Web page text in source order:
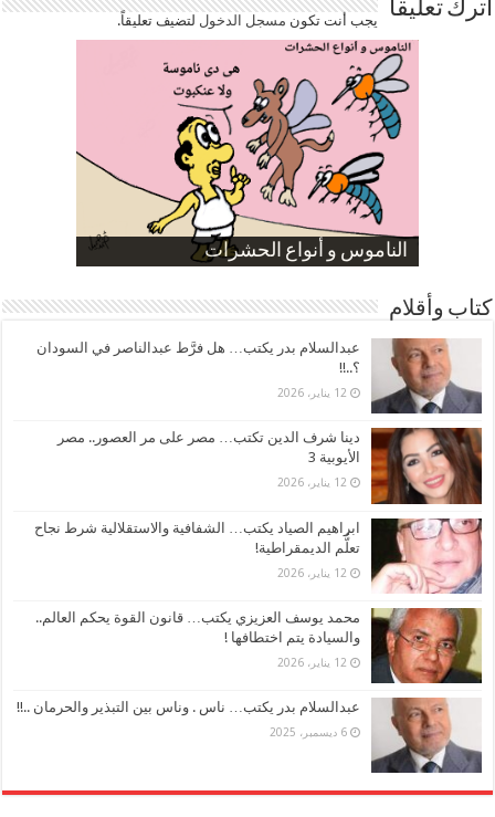
اترك تعليقاً يجب أنت تكون مسجل الدخوللتضيف تعليقاً.
الناموس و أنواع الحشرات
الموظفين بعد ارتفاع الأسعار
ارتفاع نسبة الطلاق في مصر
صورة كاركاتيرية
صورة كاركاتيرية
كتاب وأقلام
عبدالسلام بدر يكتب… هل فرَّط عبدالناصر في السودان
؟..!!
12 يناير، 2026
دينا شرف الدين تكتب… مصر على مر العصور.. مصر
الأيوبية 3
12 يناير، 2026
ابراهيم الصياد يكتب… الشفافية والاستقلالية شرط نجاح
تعلُّم الديمقراطية!
12 يناير، 2026
محمد يوسف العزيزي يكتب… قانون القوة يحكم العالم..
والسيادة يتم اختطافها !
12 يناير، 2026
عبدالسلام بدر يكتب… ناس . وناس بين التبذير والحرمان ..!!
6 ديسمبر، 2025